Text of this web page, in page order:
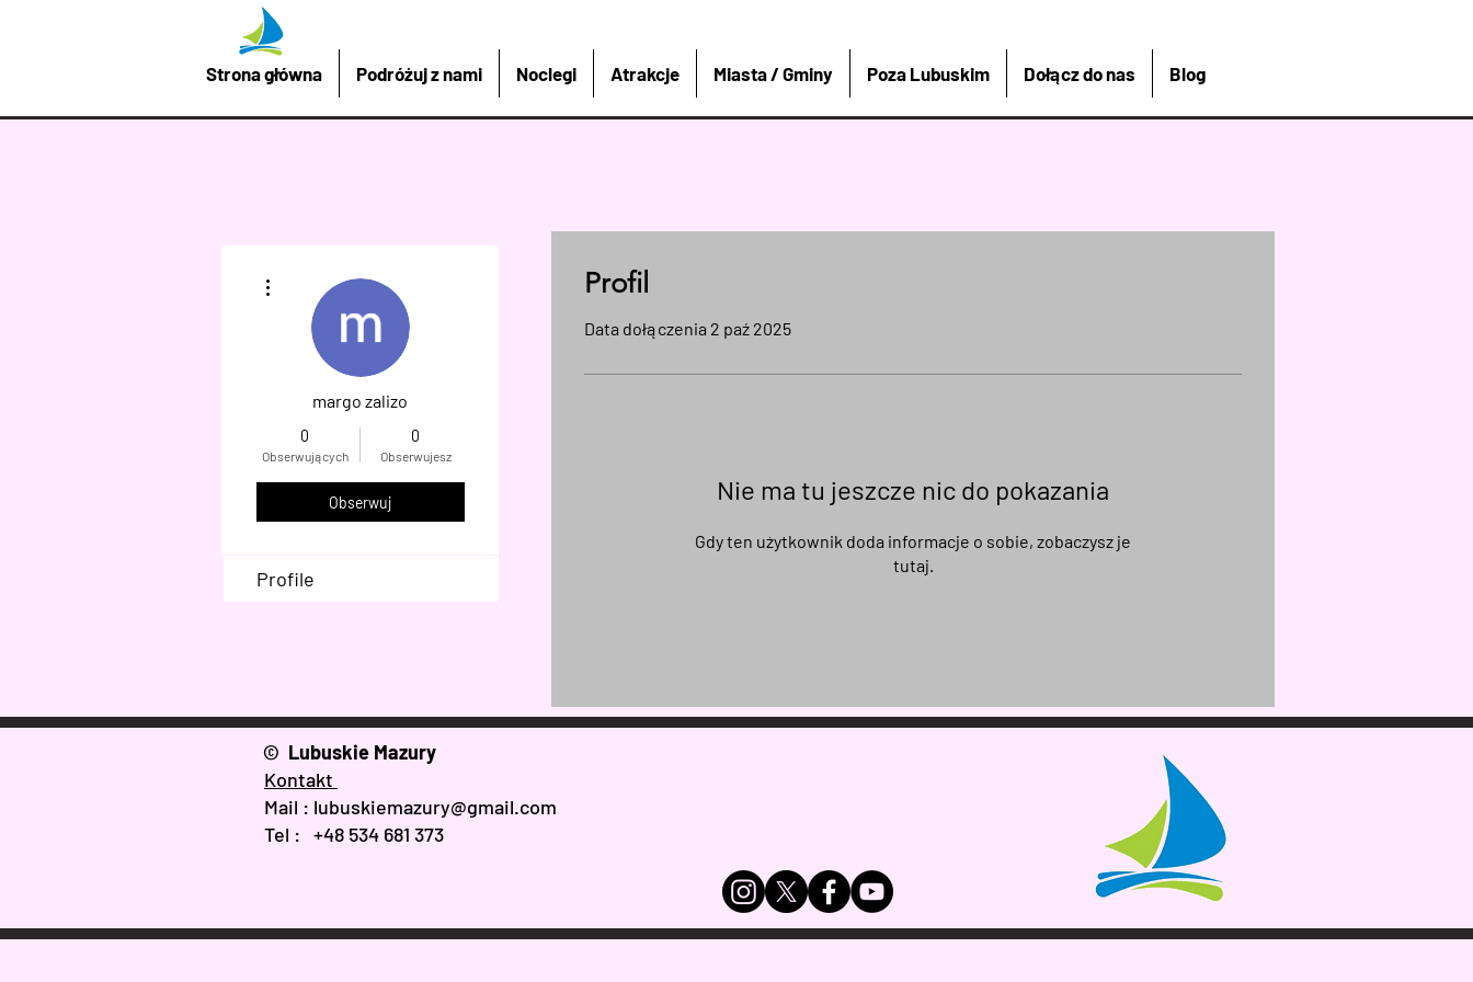
Strona główna Podróżuj z nami Noclegi Atrakcje Miasta / Gminy Poza Lubuskim Dołącz do nas Blog
Profil
Data dołączenia 2 paź 2025
Nie ma tu jeszcze nic do pokazania
Gdy ten użytkownik doda informacje o sobie, zobaczysz je
tutaj.
margo zalizo
0
Obserwujących
0
Obserwujesz
Obserwuj
Profile
© Lubuskie Mazury
Kontakt
Mail : lubuskiemazury@gmail.com
Tel : +48 534 681 373